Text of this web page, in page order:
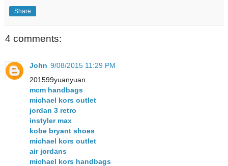
Share
4 comments:
John 9/08/2015 11:29 PM
201599yuanyuan
mcm handbags
michael kors outlet
jordan 3 retro
instyler max
kobe bryant shoes
michael kors outlet
air jordans
michael kors handbags